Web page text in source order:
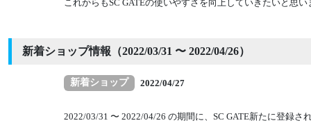
これからもSC GATEの使いやすさを向上していきたいと思
新着ショップ情報（2022/03/31 〜 2022/04/26）
新着ショップ 2022/04/27
2022/03/31 〜 2022/04/26 の期間に、SC GATE新たに登録